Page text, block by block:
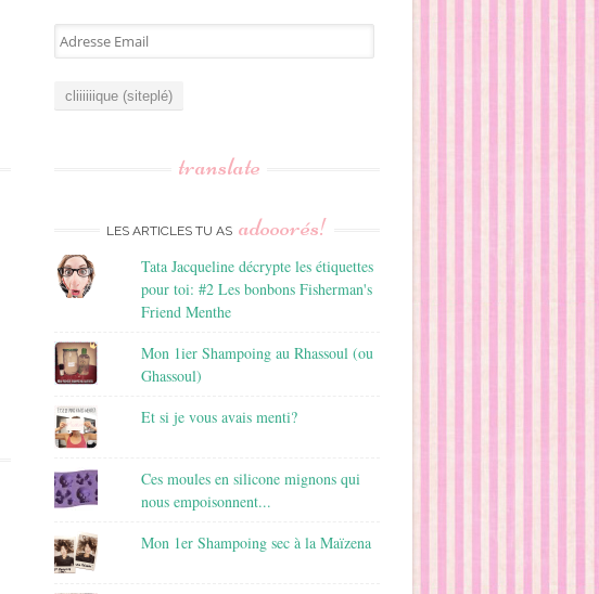
A
d
i
translate
LES ARTICLES TU AS adooorés!
Tata Jacqueline décrypte les étiquettes
pour toi: #2 Les bonbons Fisherman's
Friend Menthe
Mon 1ier Shampoing au Rhassoul (ou
Ghassoul)
Et si je vous avais menti?
Ces moules en silicone mignons qui
nous empoisonnent...
Mon 1er Shampoing sec à la Maïzena